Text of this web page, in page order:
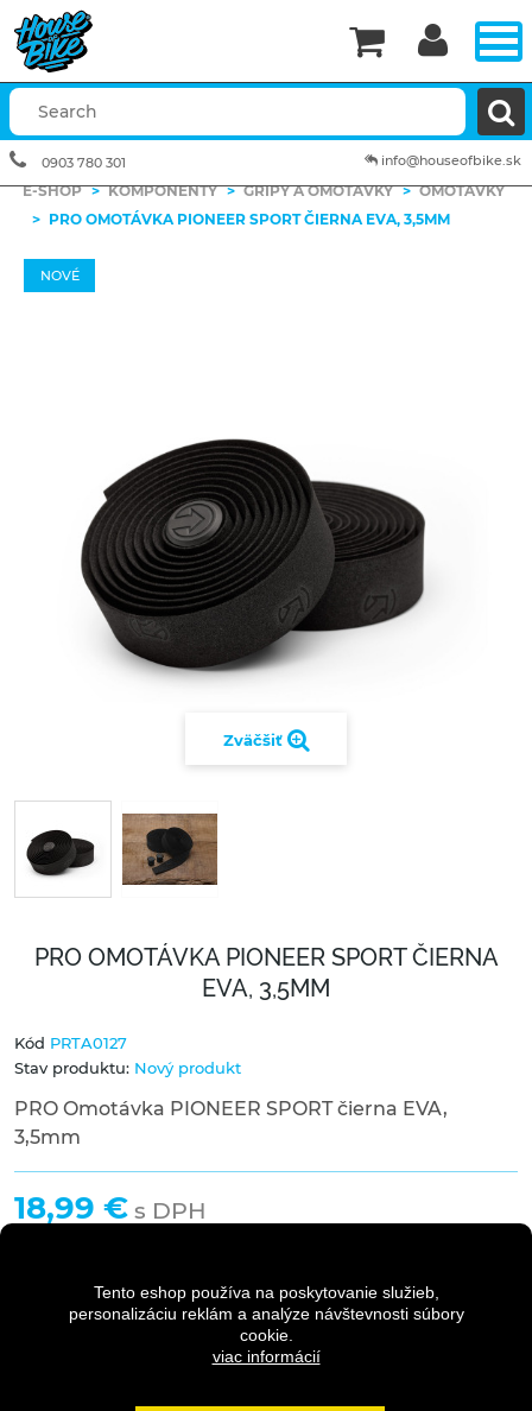
Tento eshop používa na poskytovanie služieb,
personalizáciu reklám a analýze návštevnosti súbory
cookie.
viac informácií
E-SHOP > KOMPONENTY > GRIPY A OMOTÁVKY > OMOTÁVKY
> PRO OMOTÁVKA PIONEER SPORT ČIERNA EVA, 3,5MM
NOVÉ
Zväčšiť
PRO OMOTÁVKA PIONEER SPORT ČIERNA
EVA, 3,5MM
Kód PRTA0127
Stav produktu: Nový produkt
PRO Omotávka PIONEER SPORT čierna EVA,
3,5mm
18,99 € s DPH
Dostupnosť: Skladom na predajni - posledný
kus


info@houseofbike.sk
0903 780 301